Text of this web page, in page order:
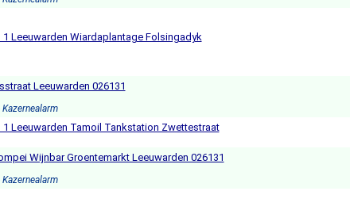
Leeuwarden Wiardaplantage Folsingadyk
Leeuwarden 026131
Kazernealarm
Leeuwarden Tamoil Tankstation Zwettestraat
Wijnbar Groentemarkt Leeuwarden 026131
Kazernealarm